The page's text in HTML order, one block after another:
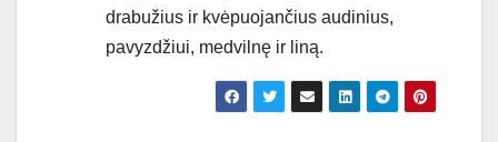
drabužius ir kvėpuojančius audinius,
pavyzdžiui, medvilnę ir liną.